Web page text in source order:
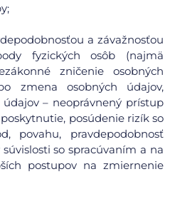
a závažnosťou
fyzických osôb (najmä
zničenie osobných
zmena osobných údajov,
– neoprávnený prístup
posúdenie rizík so
povahu, pravdepodobnosť
so spracúvaním a na
postupov na zmiernenie